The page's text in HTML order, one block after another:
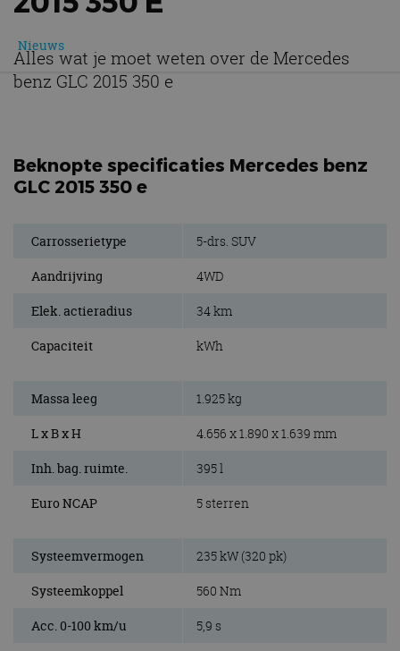
Nieuws
Alles wat je moet weten over de Mercedes
benz GLC 2015 350 e
Beknopte specificaties Mercedes benz
GLC 2015 350 e
Carrosserietype 5-drs. SUV
Aandrijving 4WD
Elek. actieradius 34 km
Capaciteit kWh
Massa leeg 1.925 kg
L x B x H 4.656 x 1.890 x 1.639 mm
Inh. bag. ruimte. 395 l
Euro NCAP 5 sterren
Systeemvermogen 235 kW (320 pk)
Systeemkoppel 560 Nm
Acc. 0-100 km/u 5,9 s